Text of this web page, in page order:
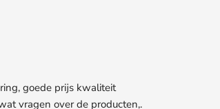
goede prijs kwaliteit
vragen over de producten,.